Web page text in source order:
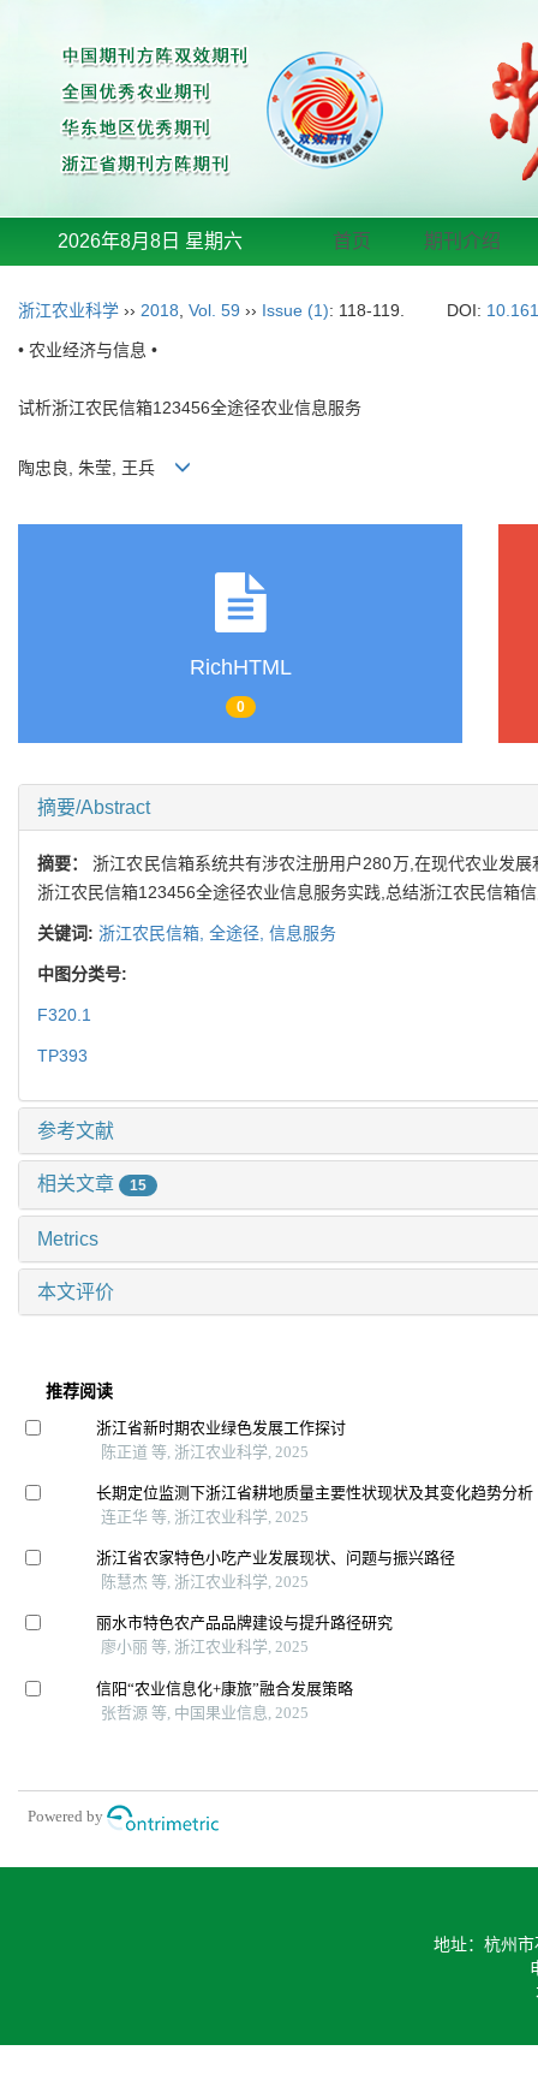
2026年8月8日 星期六 首页 期刊介绍
浙江农业科学 ›› 2018 Vol. 59 ›› Issue (1): 118-119. DOI:
• 农业经济与信息 •
试析浙江农民信箱123456全途径农业信息服务
陶忠良, 朱莹, 王兵
RichHTML
0
摘要/Abstract
摘要：浙江农民信箱系统共有涉农注册用户280万,在现代农业发
浙江农民信箱123456全途径农业信息服务实践,总结浙江农民信箱
关键词: 浙江农民信箱, 全途径, 信息服务
中图分类号:
F320.1
TP393
参考文献
相关文章 15
Metrics
本文评价
推荐阅读
浙江省新时期农业绿色发展工作探讨
陈正道 等, 浙江农业科学, 2025
长期定位监测下浙江省耕地质量主要性状现状及其变化趋势分析
连正华 等, 浙江农业科学, 2025
浙江省农家特色小吃产业发展现状、问题与振兴路径
陈慧杰 等, 浙江农业科学, 2025
丽水市特色农产品品牌建设与提升路径研究
廖小丽 等, 浙江农业科学, 2025
信阳“农业信息化+康旅”融合发展策略
张哲源 等, 中国果业信息, 2025
Powered by
地址：杭州